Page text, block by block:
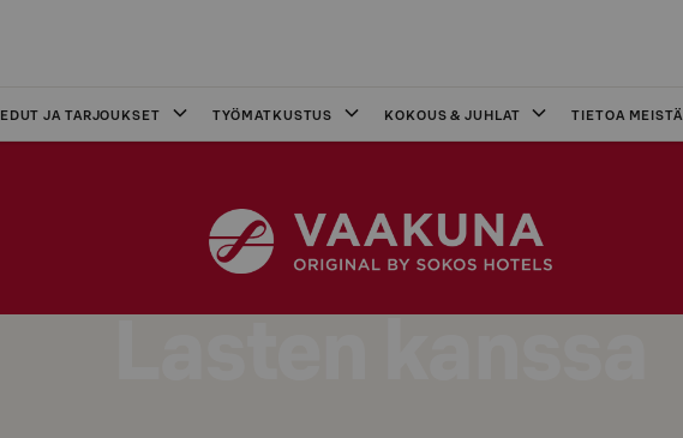
EDUT JA TARJOUKSET TYÖMATKUSTUS KOKOUS & JUHLAT TIETOA MEISTÄ
Lasten kanssa